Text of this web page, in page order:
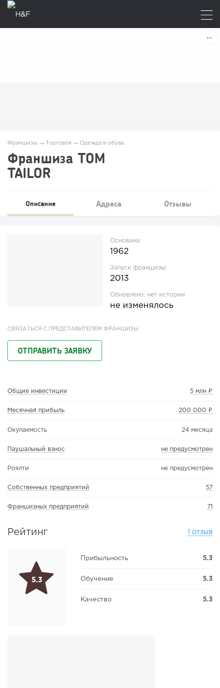
Франшизы → Торговля → Одежда и обувь
Франшиза TOM
TAILOR
Описание Адреса Отзывы
Основана:
1962
Запуск франшизы:
2013
Обновлено: нет истории
не изменялось
СВЯЗАТЬСЯ С ПРЕДСТАВИТЕЛЕМ ФРАНШИЗЫ
ОТПРАВИТЬ ЗАЯВКУ
Общие инвестиции 5 млн ₽
Месячная прибыль 200 000 ₽
Окупаемость 24 месяца
Паушальный взнос не предусмотрен
Роялти не предусмотрен
Собственных предприятий 57
Франшизных предприятий 71
Рейтинг 1 отзыв
5.3
Прибыльность 5.3
Обучение 5.3
Качество 5.3